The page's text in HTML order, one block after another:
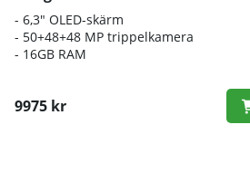
- 6,3" OLED-skärm
- 50+48+48 MP trippelkamera
- 16GB RAM
9975 kr